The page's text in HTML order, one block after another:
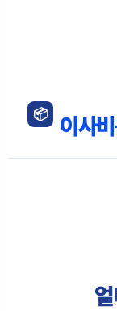
📦 이사